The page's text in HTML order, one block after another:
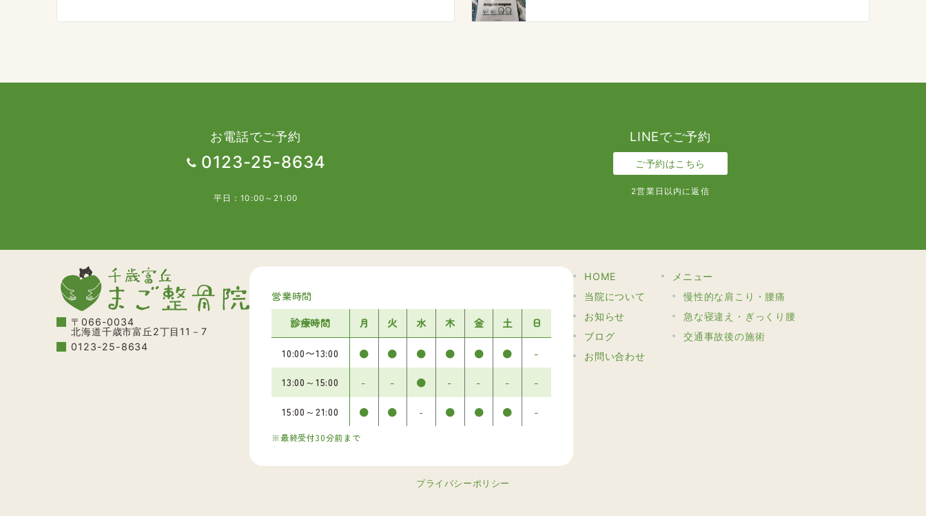
お電話でご予約
0123-25-8634
平日：10:00～21:00
LINEでご予約
ご予約はこちら
2営業日以内に返信
〒066-0034
北海道千歳市富丘2丁目11－7
0123-25-8634
営業時間
診療時間
10:00〜13:00
13:00～ 15:00
15:00～ 21:00
月
●
-
●
火
●
-
●
水
●
●
-
木
●
-
●
金
●
-
●
土
●
-
●
日
-
-
-
最終受付30分前まで
HOME
当院について
お知らせ
ブログ
お問い合わせ
メニュー
慢性的な肩こり・腰痛
急な寝違え・ぎっくり腰
交通事故後の施術
プライバシーポリシー